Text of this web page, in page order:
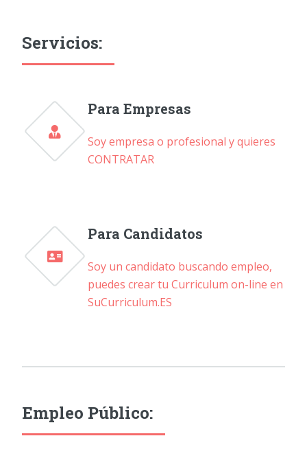
Servicios:
Para Empresas
Soy empresa o profesional y quieres
CONTRATAR
Para Candidatos
Soy un candidato buscando empleo,
puedes crear tu Curriculum on-line en
SuCurriculum.ES
Empleo Público: